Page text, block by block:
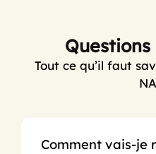
Tout ce qu’il faut
Comment vais-je